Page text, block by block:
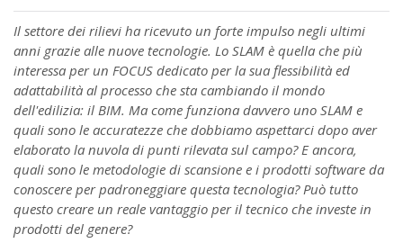
Il settore dei rilievi ha ricevuto un forte impulso negli ultimi
anni grazie alle nuove tecnologie. Lo SLAM è quella che più
interessa per un FOCUS dedicato per la sua flessibilità ed
adattabilità al processo che sta cambiando il mondo
dell'edilizia: il BIM. Ma come funziona davvero uno SLAM e
quali sono le accuratezze che dobbiamo aspettarci dopo aver
elaborato la nuvola di punti rilevata sul campo? E ancora,
quali sono le metodologie di scansione e i prodotti software da
conoscere per padroneggiare questa tecnologia? Può tutto
questo creare un reale vantaggio per il tecnico che investe in
prodotti del genere?